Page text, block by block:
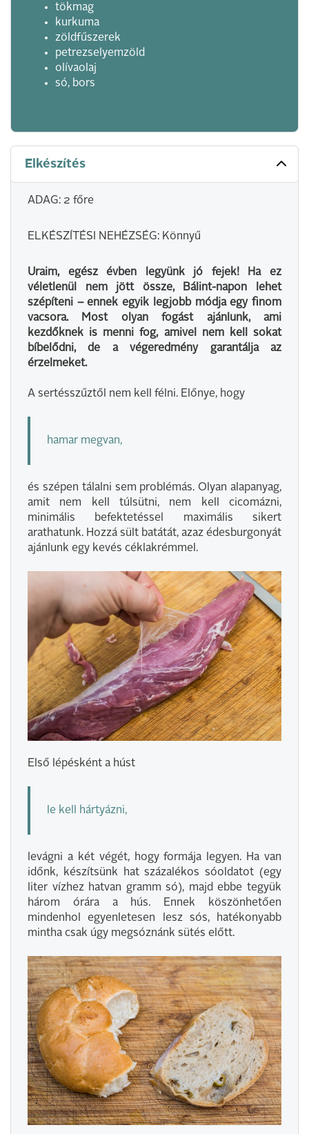
tökmag
kurkuma
zöldfűszerek
petrezselyemzöld
olívaolaj
só, bors
Elkészítés
ADAG: 2 főre
ELKÉSZÍTÉSI NEHÉZSÉG: Könnyű
Uraim, egész évben legyünk jó fejek! Ha ez
véletlenül nem jött össze, Bálint-napon lehet
szépíteni – ennek egyik legjobb módja egy finom
vacsora. Most olyan fogást ajánlunk, ami
kezdőknek is menni fog, amivel nem kell sokat
bíbelődni, de a végeredmény garantálja az
érzelmeket.
A sertésszűztől nem kell félni. Előnye, hogy
hamar megvan,
és szépen tálalni sem problémás. Olyan alapanyag,
amit nem kell túlsütni, nem kell cicomázni,
minimális befektetéssel maximális sikert
arathatunk. Hozzá sült batátát, azaz édesburgonyát
ajánlunk egy kevés céklakrémmel.
Első lépésként a húst
le kell hártyázni,
levágni a két végét, hogy formája legyen. Ha van
időnk, készítsünk hat százalékos sóoldatot (egy
liter vízhez hatvan gramm só), majd ebbe tegyük
három órára a hús. Ennek köszönhetően
mindenhol egyenletesen lesz sós, hatékonyabb
mintha csak úgy megsóznánk sütés előtt.